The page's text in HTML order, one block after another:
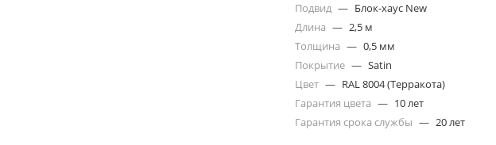
Подвид — Блок-хаус New
Длина — 2,5 м
Толщина — 0,5 мм
Покрытие — Satin
Цвет — RAL 8004 (Терракота)
Гарантия цвета — 10 лет
Гарантия срока службы — 20 лет